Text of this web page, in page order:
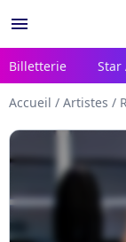
menu
Billetterie Star
Accueil / Artistes /